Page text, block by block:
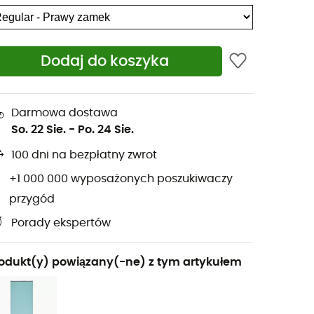
Dodaj do koszyka
Darmowa dostawa
So. 22 Sie. - Po. 24 Sie.
100 dni na bezpłatny zwrot
+1 000 000 wyposażonych poszukiwaczy
przygód
Porady ekspertów
powiązany(-ne) z tym artykułem